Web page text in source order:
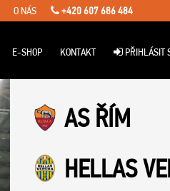
O NÁS +420 607 686 484
E-SHOP KONTAKT PŘIHLÁSIT
AS ŘÍM
HELLAS